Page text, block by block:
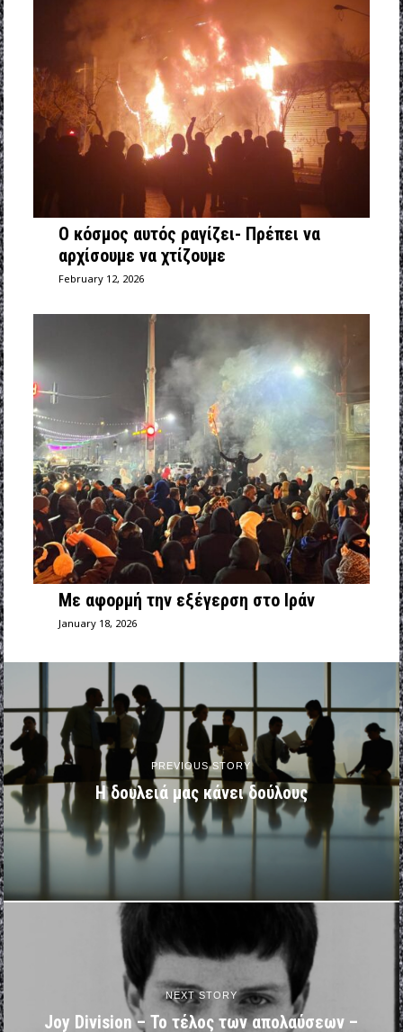
Ο κόσμος αυτός ραγίζει- Πρέπει να
αρχίσουμε να χτίζουμε
February 12, 2026
Με αφορμή την εξέγερση στο Ιράν
January 18, 2026
PREVIOUS STORY
Η δουλειά μας κάνει δούλους
NEXT STORY
Joy Division – Το τέλος των απολαύσεων –